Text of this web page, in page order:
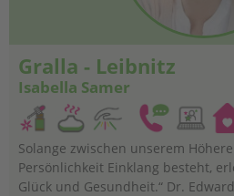
Gralla - Leibnitz
Isabella Samer
Solange zwischen unserem
Persönlichkeit Einklang besteht,
Glück und Gesundheit.“ Dr.